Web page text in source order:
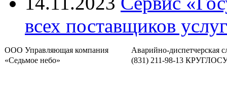
всех поставщиков
ООО Управляющая компания
«Седьмое небо»
Аварийно-диспетчерская
(831) 211-98-13